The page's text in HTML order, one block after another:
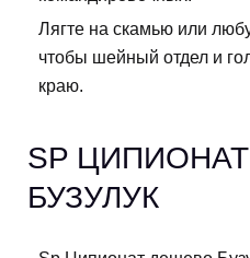
Лягте на скамью или
чтобы шейный отдел и
краю.
SP
БУЗУЛУК